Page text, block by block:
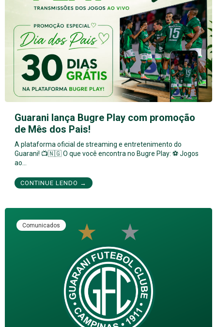
Guarani lança Bugre Play com promoção
de Mês dos Pais!
A plataforma oficial de streaming e entretenimento do
Guarani! 📺🇳🇬 O que você encontra no Bugre Play: ⚽ Jogos
ao…
CONTINUE LENDO →
Comunicados